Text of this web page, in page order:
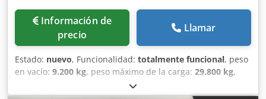
Información de
precio
Llamar
Estado: nuevo, Funcionalidad: totalmente funcional, peso
en vacío: 9.200 kg, peso máximo de la carga: 29.800 kg,
, configuración de ejes:
longitud del espacio de carga:10.000 mm, anchura del